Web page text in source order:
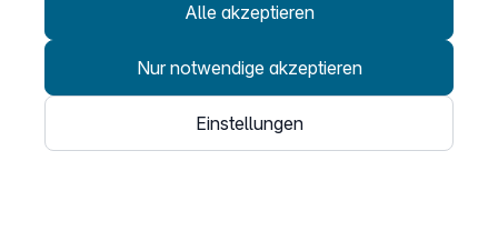
Alle akzeptieren
Nur notwendige akzeptieren
Einstellungen